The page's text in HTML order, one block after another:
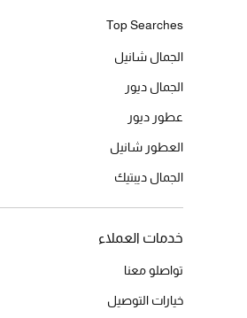
Top Searches
الجمال شانيل
الجمال ديور
عطور ديور
العطور شانيل
الجمال ديبتيك
خدمات العملاء
تواصلو معنا
خيارات التوصيل